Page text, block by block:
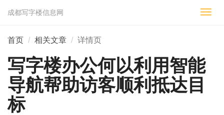
切
成都写字楼信息网
首页 相关文章 详情页
写字楼办公何以利用智能
导航帮助访客顺利抵达目
标